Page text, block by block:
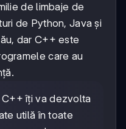
de limbaje de
de Python, Java și
dar C++ este
care au
îți va dezvolta
utilă în toate